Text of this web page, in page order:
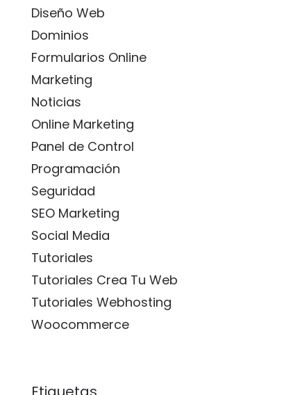
Diseño Web
Dominios
Formularios Online
Marketing
Noticias
Online Marketing
Panel de Control
Programación
Seguridad
SEO Marketing
Social Media
Tutoriales
Tutoriales Crea Tu Web
Tutoriales Webhosting
Woocommerce